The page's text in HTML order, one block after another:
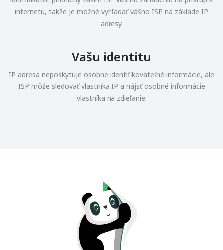
internetu, takže je možné vyhľadať vášho ISP na základe IP
adresy.
Vašu identitu
IP adresa neposkytuje osobne identifikovateľné informácie, ale
ISP môže sledovať vlastníka IP a nájsť osobné informácie
vlastníka na zdieľanie.